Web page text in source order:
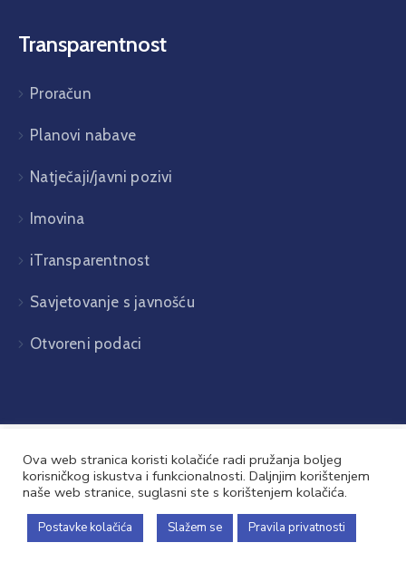
Transparentnost
Proračun
Planovi nabave
Natječaji/javni pozivi
Imovina
iTransparentnost
Savjetovanje s javnošću
Otvoreni podaci
Općina Babina Greda © 2026. Sva prava pridržana
Ova web stranica koristi kolačiće radi pružanja boljeg
korisničkog iskustva i funkcionalnosti. Daljnjim korištenjem
naše web stranice, suglasni ste s korištenjem kolačića.
Postavke kolačića Slažem se Pravila privatnosti